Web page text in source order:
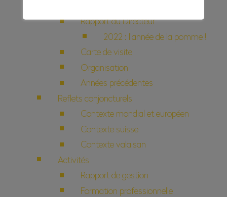
Rapport du Directeur
2022 : l’année de la pomme !
Carte de visite
Organisation
Années précédentes
Reflets conjoncturels
Contexte mondial et européen
Contexte suisse
Contexte valaisan
Activités
Rapport de gestion
Formation professionnelle